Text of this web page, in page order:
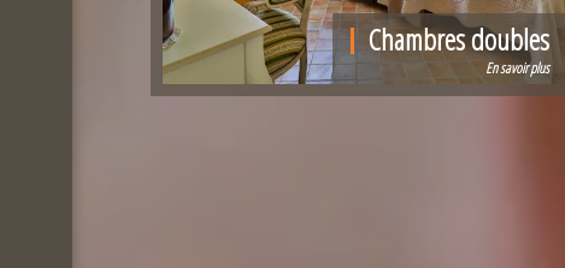
Chambres doubles
En savoir plus